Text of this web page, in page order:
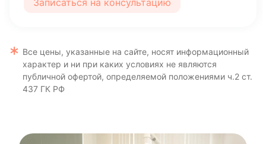
Записаться на консультацию
Все цены, указанные на сайте, носят информационный
характер и ни при каких условиях не являются
публичной офертой, определяемой положениями ч.2 ст.
437 ГК РФ